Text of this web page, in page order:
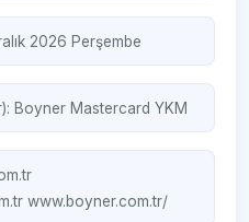
2026 Perşembe
Boyner MastercardYKM
www.boyner.com.tr/